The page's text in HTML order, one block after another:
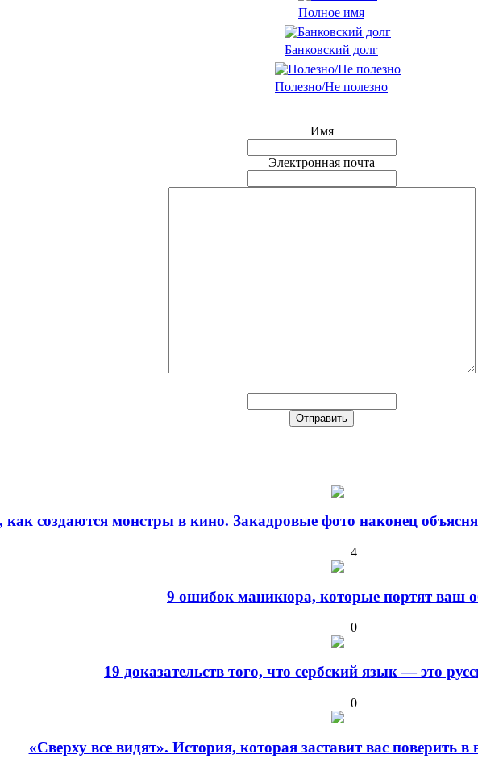
Полное имя
Банковский долг
Полезно/Не полезно
Имя
Электронная почта
как создаются монстры в кино. Закадровые фото наконец
4
9 ошибок маникюра, которые портят ваш
0
19 доказательств того, что сербский язык — это
0
«Сверху все видят». История, которая заставит вас поверить